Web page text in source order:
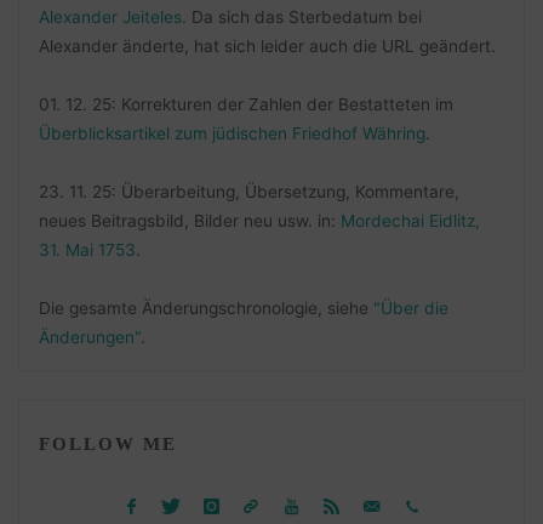
Alexander Jeiteles . Da sich das Sterbedatum bei
Alexander änderte, hat sich leider auch die URL geändert.
01. 12. 25: Korrekturen der Zahlen der Bestatteten im
Überblicksartikel zum jüdischen Friedhof Währing
23. 11. 25: Überarbeitung, Übersetzung, Kommentare,
neues Beitragsbild, Bilder neu usw. in: Mordechai Eidlitz,
31. Mai 1753
Die gesamte Änderungschronologie, siehe "Über die
Änderungen".
FOLLOW ME